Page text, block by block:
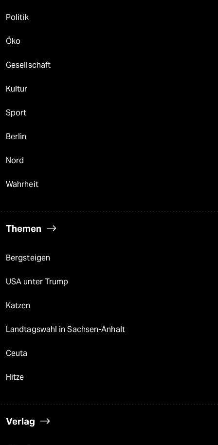
Politik
Öko
Gesellschaft
Kultur
Sport
Berlin
Nord
Wahrheit
Themen
Bergsteigen
USA unter Trump
Katzen
Landtagswahl in Sachsen-Anhalt
Ceuta
Hitze
Verlag